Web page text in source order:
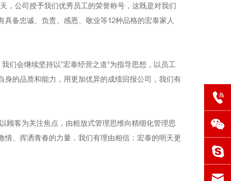
，公司授予我们优秀员工的荣誉称号，这既是对我们
备忠诚、负责、感恩、敬业等12种品格的宏泰家人
会继续坚持以“宏泰经营之道”为指导思想，以员工
的品质和能力，用更加优异的成绩回报公司，我们有
客为关注焦点，由粗放式管理思维向精细化管理思
、挥洒青春的力量，我们有理由相信：宏泰的明天更